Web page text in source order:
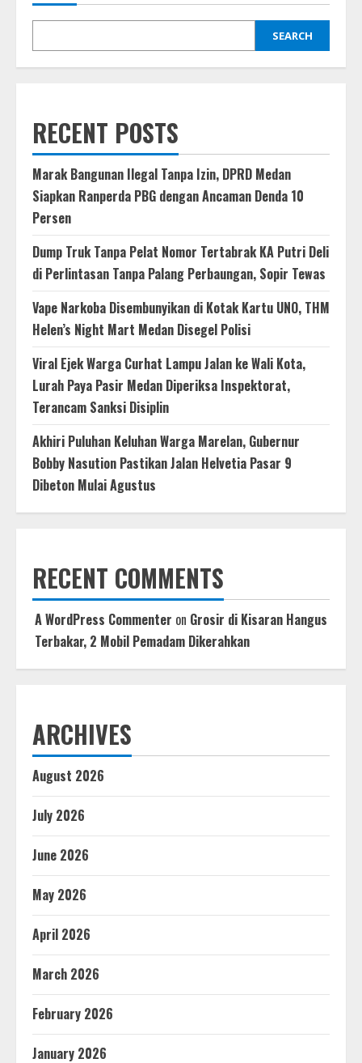
Tunai
Jadi
Jukir
Liar
SEARCH
RECENT POSTS
Marak Bangunan Ilegal Tanpa Izin, DPRD Medan
Siapkan Ranperda PBG dengan Ancaman Denda 10
Persen
Dump Truk Tanpa Pelat Nomor Tertabrak KA Putri Deli
di Perlintasan Tanpa Palang Perbaungan, Sopir Tewas
Vape Narkoba Disembunyikan di Kotak Kartu UNO, THM
Helen’s Night Mart Medan Disegel Polisi
Viral Ejek Warga Curhat Lampu Jalan ke Wali Kota,
Lurah Paya Pasir Medan Diperiksa Inspektorat,
Terancam Sanksi Disiplin
Akhiri Puluhan Keluhan Warga Marelan, Gubernur
Bobby Nasution Pastikan Jalan Helvetia Pasar 9
Dibeton Mulai Agustus
RECENT COMMENTS
A WordPress Commenter on Grosir di Kisaran Hangus
Terbakar, 2 Mobil Pemadam Dikerahkan
ARCHIVES
August 2026
July 2026
June 2026
May 2026
April 2026
March 2026
February 2026
January 2026